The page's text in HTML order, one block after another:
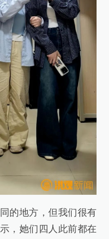
的地方，但我们很有
，她们四人此前都在